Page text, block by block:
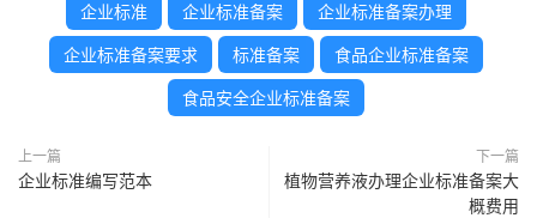
企业标准 企业标准备案 企业标准备案办理
企业标准备案要求 标准备案 食品企业标准备案
食品安全企业标准备案
上一篇
企业标准编写范本
下一篇
植物营养液办理企业标准备案大
概费用